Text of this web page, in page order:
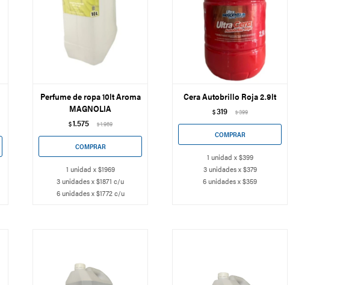
Perfume de ropa 10lt Aroma
MAGNOLIA
$1.575 $1.969
1 unidad x $1969
3 unidades x $1871 c/u
6 unidades x $1772 c/u
Cera Autobrillo Roja 2.9lt
$319 $399
1 unidad x $399
3 unidades x $379
6 unidades x $359